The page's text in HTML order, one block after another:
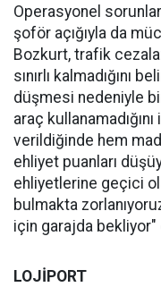
Operasyonel
şoför açığıyla da
Bozkurt, trafik
sınırlı kalmadığını
düşmesi nedeniyle
araç
verildiğinde hem
ehliyet puanları
ehliyetlerine geçici
bulmakta
için garajda bekliyor"
LOJİPORT